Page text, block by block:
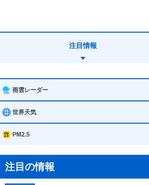
注目情報
雨雲レーダー
世界天気
PM2.5
注目の情報